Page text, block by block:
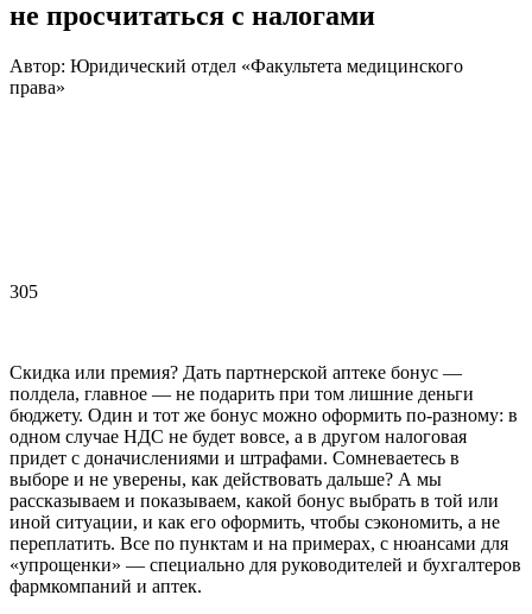
не просчитаться с налогами
Автор: Юридический отдел «Факультета медицинского
права»
305
Скидка или премия? Дать партнерской аптеке бонус —
полдела, главное — не подарить при том лишние деньги
бюджету. Один и тот же бонус можно оформить по-разному: в
одном случае НДС не будет вовсе, а в другом налоговая
придет с доначислениями и штрафами. Сомневаетесь в
выборе и не уверены, как действовать дальше? А мы
рассказываем и показываем, какой бонус выбрать в той или
иной ситуации, и как его оформить, чтобы сэкономить, а не
переплатить. Все по пунктам и на примерах, с нюансами для
«упрощенки» — специально для руководителей и бухгалтеров
фармкомпаний и аптек.